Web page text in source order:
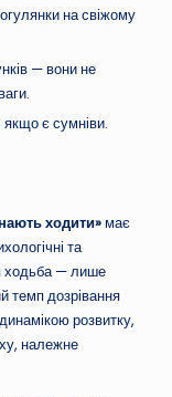
на свіжому
— вони не
якщо є сумніви.
ходити»має
та
ходьба — лише
темп дозрівання
розвитку,
належне